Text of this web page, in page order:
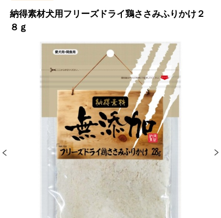
納得素材犬用フリーズドライ鶏ささみふりかけ２
８ｇ